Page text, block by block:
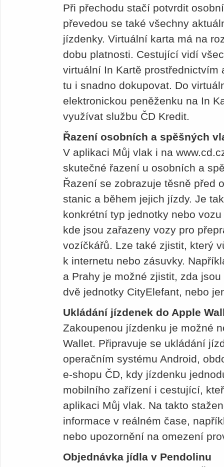
Při přechodu stačí potvrdit
převedou se také všechny
jízdenky. Virtuální karta má na
dobu platnosti. Cestující vidí
virtuální In Kartě prostřednictvím
tu i snadno dokupovat. Do
elektronickou peněženku na In
využívat službu ČD Kredit.
Řazení osobních a spěšných
V aplikaci Můj vlak i na
skutečné řazení u osobních a
Řazení se zobrazuje těsně před
stanic a během jejich jízdy. Je
konkrétní typ jednotky nebo
kde jsou zařazeny vozy pro
vozíčkářů. Lze také zjistit, který
k internetu nebo zásuvky.
a Prahy je možné zjistit, zda
dvě jednotky CityElefant, nebo
Ukládání jízdenek do Apple
Zakoupenou jízdenku je možné
Wallet. Připravuje se ukládání
operačním systému Android,
e-shopu ČD, kdy jízdenku
mobilního zařízení i cestující,
aplikaci Můj vlak. Na takto
informace v reálném čase,
nebo upozornění na omezení
Objednávka jídla v Pendolinu